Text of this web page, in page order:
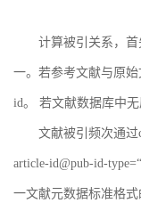
计算被引关系，
一。若参考文献与原
id。 若文献数据库中
文献被引频次通
article-id@pub-id-
一文献元数据标准格